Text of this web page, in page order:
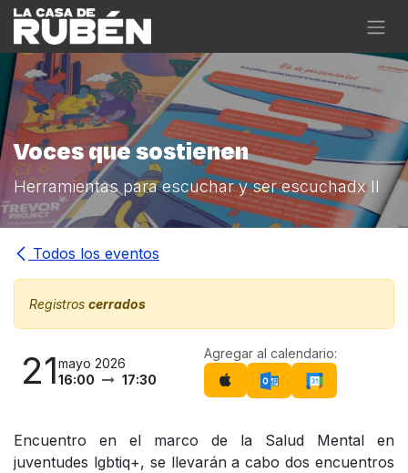
Ir al contenido
Voces que sostienen
Herramientas para escuchar y ser escuchadx II
Todos los eventos
Registros cerrados
21mayo 2026
16:00
17:30
Agregar al calendario:
Encuentro en el marco de la Salud Mental en
juventudes lgbtiq+, se llevarán a cabo dos encuentros